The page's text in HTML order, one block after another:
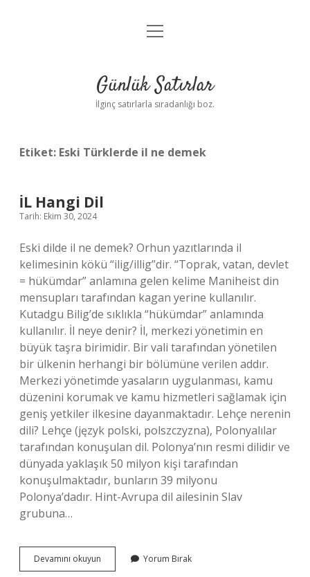
Anasayfa
Yasal Uyarı
menüyü
Günlük Satırlar
İlginç satırlarla sıradanlığı boz.
Etiket: Eski Türklerde il ne demek
İL Hangi Dil
Tarih: Ekim 30, 2024
Eski dilde il ne demek? Orhun yazıtlarında il
kelimesinin kökü “ilig/illig”dir. “Toprak, vatan, devlet
= hükümdar” anlamına gelen kelime Maniheist din
mensupları tarafından kagan yerine kullanılır.
Kutadgu Bilig’de sıklıkla “hükümdar” anlamında
kullanılır. İl neye denir? İl, merkezi yönetimin en
büyük taşra birimidir. Bir vali tarafından yönetilen
bir ülkenin herhangi bir bölümüne verilen addır.
Merkezi yönetimde yasaların uygulanması, kamu
düzenini korumak ve kamu hizmetleri sağlamak için
geniş yetkiler ilkesine dayanmaktadır. Lehçe nerenin
dili? Lehçe (język polski, polszczyzna), Polonyalılar
tarafından konuşulan dil. Polonya’nın resmi dilidir ve
dünyada yaklaşık 50 milyon kişi tarafından
konuşulmaktadır, bunların 39 milyonu
Polonya’dadır. Hint-Avrupa dil ailesinin Slav
grubuna…
Devamını okuyun
Hangi
Yorum Bırak